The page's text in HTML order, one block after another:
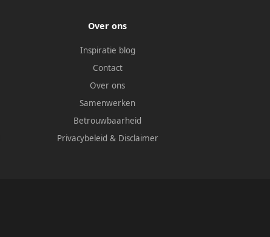
Over ons
Inspiratie blog
Contact
Over ons
Samenwerken
Betrouwbaarheid
Privacybeleid & Disclaimer